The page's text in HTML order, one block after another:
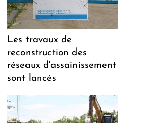
Les travaux de
reconstruction des
réseaux d'assainissement
sont lancés